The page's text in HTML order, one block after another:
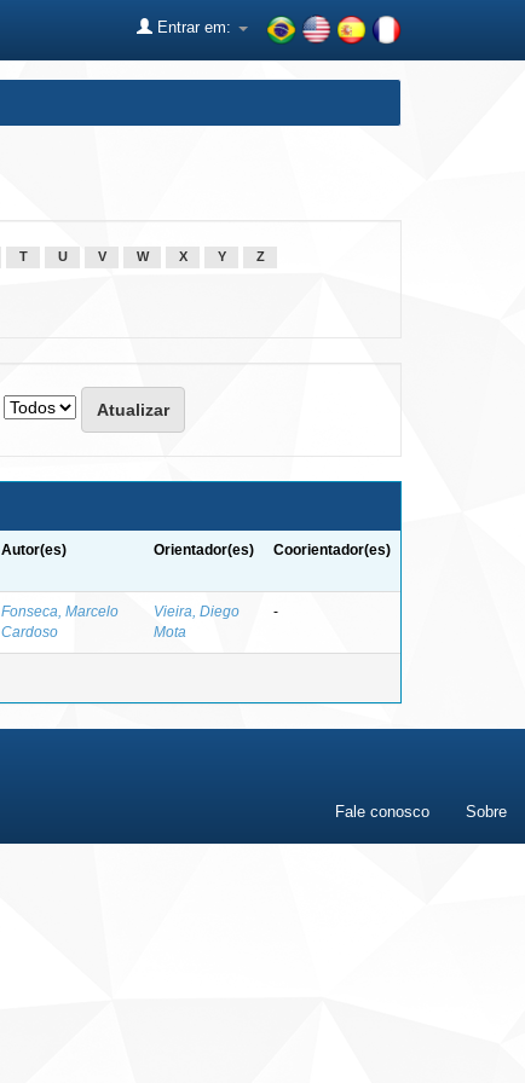
Entrar em:
T U V W X Y Z
Autor(es) Orientador(es) Coorientador(es)
Fonseca, Marcelo
Cardoso
Vieira, Diego
Mota
-
Fale conosco Sobre